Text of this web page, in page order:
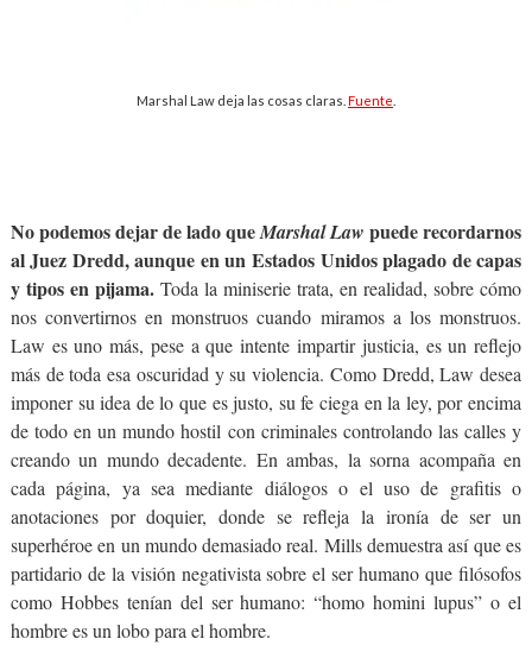
Marshal Law deja las cosas claras. Fuente
No podemos dejar de lado queMarshal Lawpuede recordarnos
al Juez Dredd, aunque en un Estados Unidos plagado de capas
y tipos en pijama. Toda la miniserie trata, en realidad, sobre cómo
nos convertirnos en monstruos cuando miramos a los monstruos.
Law es uno más, pese a que intente impartir justicia, es un reflejo
más de toda esa oscuridad y su violencia. Como Dredd, Law desea
imponer su idea de lo que es justo, su fe ciega en la ley, por encima
de todo en un mundo hostil con criminales controlando las calles y
creando un mundo decadente. En ambas, la sorna acompaña en
cada página, ya sea mediante diálogos o el uso de grafitis o
anotaciones por doquier, donde se refleja la ironía de ser un
superhéroe en un mundo demasiado real. Mills demuestra así que es
partidario de la visión negativista sobre el ser humano que filósofos
como Hobbes tenían del ser humano: “homo homini lupus” o el
hombre es un lobo para el hombre.